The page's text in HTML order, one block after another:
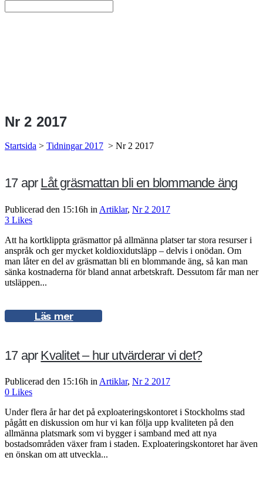
Nr 2 2017
Startsida > Tidningar 2017 > Nr 2 2017
17 apr Låt gräsmattan bli en blommande äng
Publicerad den 15:16h in Artiklar, Nr 2 2017
3 Likes
Att ha kortklippta gräsmattor på allmänna platser tar stora resurser i
anspråk och ger mycket koldioxidutsläpp – delvis i onödan. Om
man låter en del av gräsmattan bli en blommande äng, så kan man
sänka kostnaderna för bland annat arbetskraft. Dessutom får man ner
utsläppen...
Läs mer
17 apr Kvalitet – hur utvärderar vi det?
Publicerad den 15:16h in Artiklar, Nr 2 2017
0 Likes
Under flera år har det på exploateringskontoret i Stockholms stad
pågått en diskussion om hur vi kan följa upp kvaliteten på den
allmänna platsmark som vi bygger i samband med att nya
bostadsområden växer fram i staden. Exploateringskontoret har även
en önskan om att utveckla...